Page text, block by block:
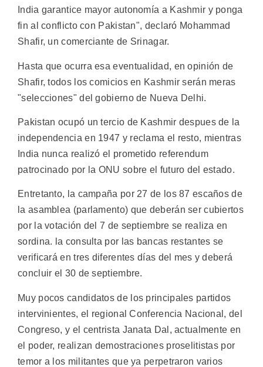
India garantice mayor autonomía a Kashmir y ponga
fin al conflicto con Pakistan", declaró Mohammad
Shafir, un comerciante de Srinagar.
Hasta que ocurra esa eventualidad, en opinión de
Shafir, todos los comicios en Kashmir serán meras
"selecciones" del gobierno de Nueva Delhi.
Pakistan ocupó un tercio de Kashmir despues de la
independencia en 1947 y reclama el resto, mientras
India nunca realizó el prometido referendum
patrocinado por la ONU sobre el futuro del estado.
Entretanto, la campaña por 27 de los 87 escaños de
la asamblea (parlamento) que deberán ser cubiertos
por la votación del 7 de septiembre se realiza en
sordina. la consulta por las bancas restantes se
verificará en tres diferentes días del mes y deberá
concluir el 30 de septiembre.
Muy pocos candidatos de los principales partidos
intervinientes, el regional Conferencia Nacional, del
Congreso, y el centrista Janata Dal, actualmente en
el poder, realizan demostraciones proselitistas por
temor a los militantes que ya perpetraron varios